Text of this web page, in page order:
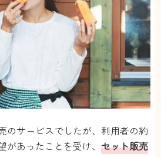
のサービスでしたが、利用者の約
があったことを受け、セット販売